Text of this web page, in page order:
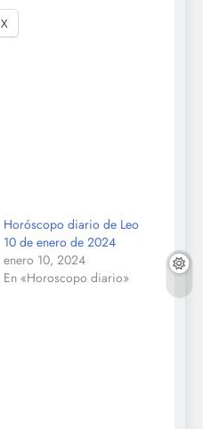
X
Horóscopo diario de Leo
10 de enero de 2024
enero 10, 2024
En «Horoscopo diario»